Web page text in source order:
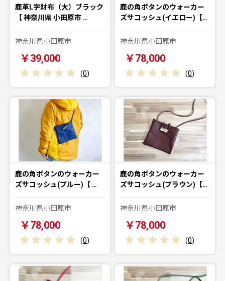
鹿革L字財布（大）ブラック
【 神奈川県 小田原市 …
神奈川県小田原市
￥39,000
(0)
鹿の角ボタンのウォーカー
ズサコッシュ(イエロー)【…
神奈川県小田原市
￥78,000
(0)
鹿の角ボタンのウォーカー
ズサコッシュ(ブルー)【 …
神奈川県小田原市
￥78,000
(0)
鹿の角ボタンのウォーカー
ズサコッシュ(ブラウン)【…
神奈川県小田原市
￥78,000
(0)